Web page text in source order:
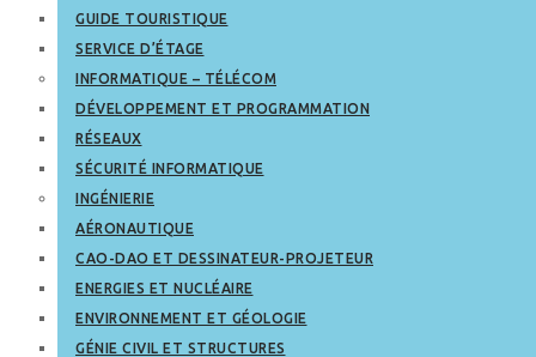
GUIDE TOURISTIQUE
SERVICE D’ÉTAGE
INFORMATIQUE – TÉLÉCOM
DÉVELOPPEMENT ET PROGRAMMATION
RÉSEAUX
SÉCURITÉ INFORMATIQUE
INGÉNIERIE
AÉRONAUTIQUE
CAO-DAO ET DESSINATEUR-PROJETEUR
ENERGIES ET NUCLÉAIRE
ENVIRONNEMENT ET GÉOLOGIE
GÉNIE CIVIL ET STRUCTURES